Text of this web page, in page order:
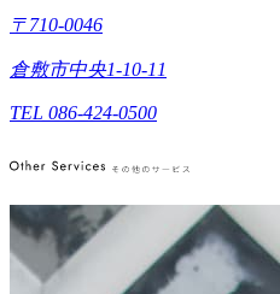
〒710-0046
倉敷市中央1-10-11
TEL 086-424-0500